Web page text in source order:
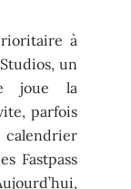
à
un
joue la
parfois
Fastpass